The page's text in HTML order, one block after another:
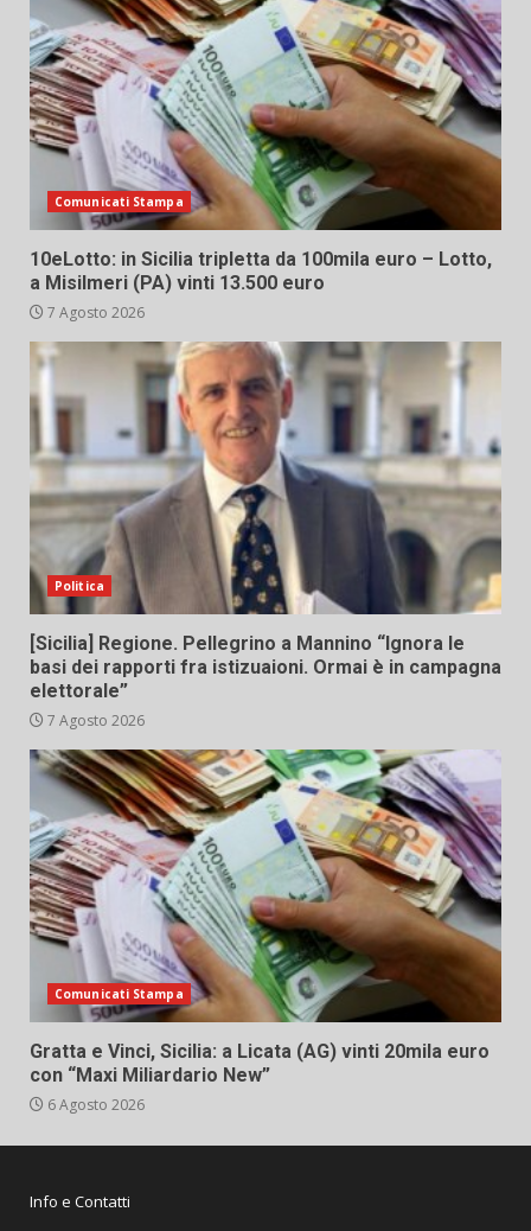
Comunicati Stampa
10eLotto: in Sicilia tripletta da 100mila euro – Lotto,
a Misilmeri (PA) vinti 13.500 euro
7 Agosto 2026
Politica
[Sicilia] Regione. Pellegrino a Mannino “Ignora le
basi dei rapporti fra istizuaioni. Ormai è in campagna
elettorale”
7 Agosto 2026
Comunicati Stampa
Gratta e Vinci, Sicilia: a Licata (AG) vinti 20mila euro
con “Maxi Miliardario New”
6 Agosto 2026
Info e Contatti